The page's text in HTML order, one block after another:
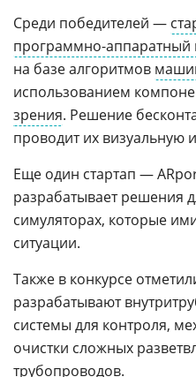
Среди победителей —
программно-аппаратный
на базе алгоритмов
использованием
зрения. Решение
проводит их визуальную
Еще один стартап —
разрабатывает решения
симуляторах, которые
ситуации.
Также в конкурсе
разрабатывают
системы для контроля,
очистки сложных
трубопроводов.